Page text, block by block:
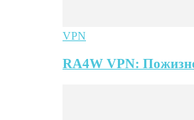
VPN
RA4W VPN: